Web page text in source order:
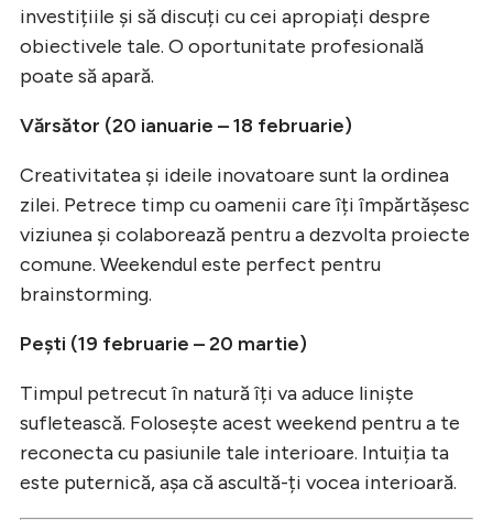
investițiile și să discuți cu cei apropiați despre
obiectivele tale. O oportunitate profesională
poate să apară.
Vărsător (20 ianuarie – 18 februarie)
Creativitatea și ideile inovatoare sunt la ordinea
zilei. Petrece timp cu oamenii care îți împărtășesc
viziunea și colaborează pentru a dezvolta proiecte
comune. Weekendul este perfect pentru
brainstorming.
Pești (19 februarie – 20 martie)
Timpul petrecut în natură îți va aduce liniște
sufletească. Folosește acest weekend pentru a te
reconecta cu pasiunile tale interioare. Intuiția ta
este puternică, așa că ascultă-ți vocea interioară.